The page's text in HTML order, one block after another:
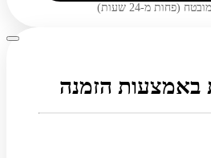
(פחות מ-24 שעות)
באמצעות הזמנה